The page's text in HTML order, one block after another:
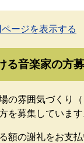
ージを表示する
る音楽家の方
雰囲気づくり
を募集しています
の謝礼をお支払